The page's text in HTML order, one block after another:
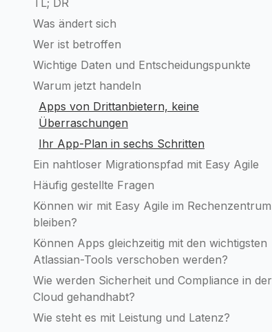
Was ändert sich
Wer ist betroffen‍
Wichtige Daten und Entscheidungspunkte
Warum jetzt handeln
Apps von Drittanbietern, keine
Überraschungen
Ihr App-Plan in sechs Schritten
Ein nahtloser Migrationspfad mit Easy Agile
Häufig gestellte Fragen
Können wir mit Easy Agile im Rechenzentrum
bleiben?
Können Apps gleichzeitig mit den wichtigsten
Atlassian-Tools verschoben werden?
Wie werden Sicherheit und Compliance in der
Cloud gehandhabt?
Wie steht es mit Leistung und Latenz?